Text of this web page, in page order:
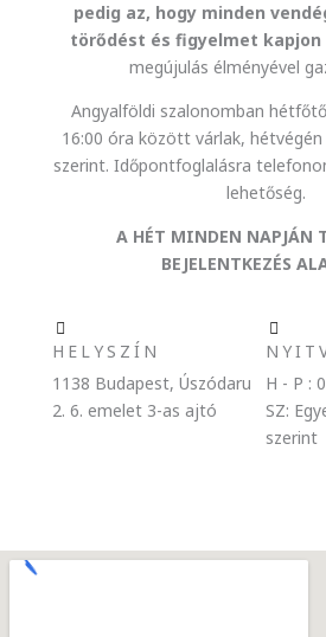
pedig az, hogy minden
törődést és figyelmet kapjon
megújulás élményével
Angyalföldi szalonomban
16:00 óra között várlak,
szerint. Időpontfoglalásra
lehetőség.
A HÉT MINDEN NAPJÁN
BEJELENTKEZÉS
HELYSZÍN
1138 Budapest, Úszódaru
2. 6. emelet 3-as ajtó
H - P :
SZ:
szerint​